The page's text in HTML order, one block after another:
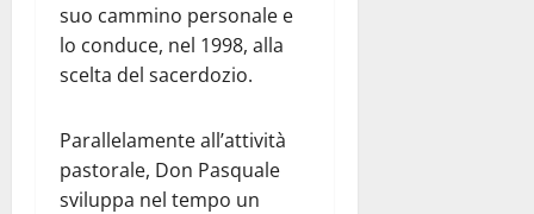
suo cammino personale e
lo conduce, nel 1998, alla
scelta del sacerdozio.
Parallelamente all’attività
pastorale, Don Pasquale
sviluppa nel tempo un